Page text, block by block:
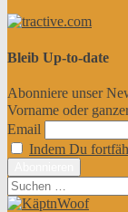
Bleib Up-to-date
Abonniere unser
Vorname oder
Email
Indem Du
Suchen
nach: